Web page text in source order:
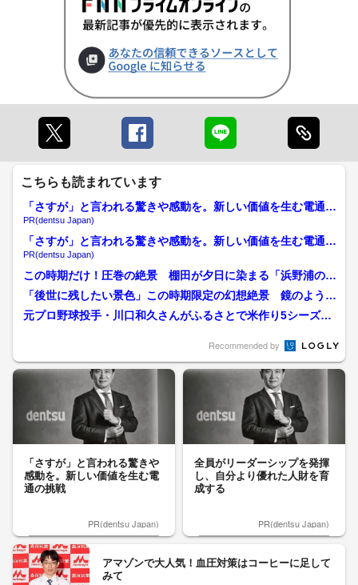
こちらも読まれています
「さすが」と言われる驚きや感動を。新しい価値を生む電通の
挑戦
PR(dentsu Japan)
「さすが」と言われる驚きや感動を。新しい価値を生む電通の
挑戦
PR(dentsu Japan)
この時期だけ！圧巻の絶景 棚田が夕日に染まる「浜野浦の棚
田」 早朝2時間が一番美...
「後世に残したい景色」この時期限定の幻想絶景 鏡のような
水面に映る夕焼けと山々 ...
元プロ野球投手・川口和久さんがふるさとで米作り5シーズン
Recommended by
「さすが」と言われる驚きや
感動を。新しい価値を生む電
通の挑戦
PR(dentsu Japan)
全員がリーダーシップを発揮
し、自分より優れた人財を育
成する
PR(dentsu Japan)
アマゾンで大人気！血圧対策はコーヒーに足して
みて